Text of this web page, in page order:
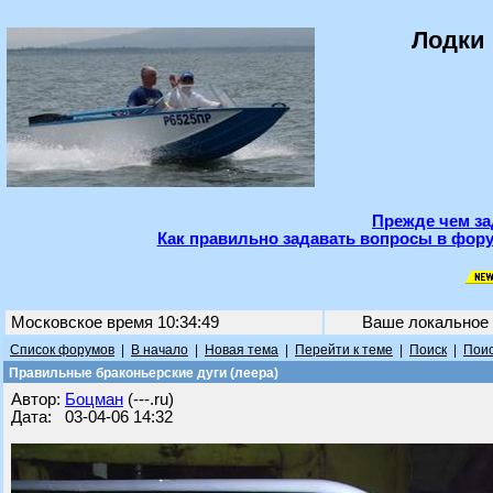
Лодки
Прежде чем
Как правильно задавать вопросы в
Московское время 10:34:49 Ваше
Список форумов В начало Новая тема Перейти к теме Поиск
Правильные браконьерские дуги (леера)
Автор: Бoцман (---.ru)
Дата: 03-04-06 14:32